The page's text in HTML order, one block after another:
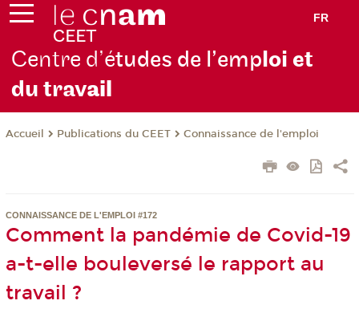
FR
Centre d’études de l’emploi et
du travail
Accueil Publications du CEET Connaissance de l'emploi
CONNAISSANCE DE L'EMPLOI #172
Comment la pandémie de Covid-19
a-t-elle bouleversé le rapport au
travail ?